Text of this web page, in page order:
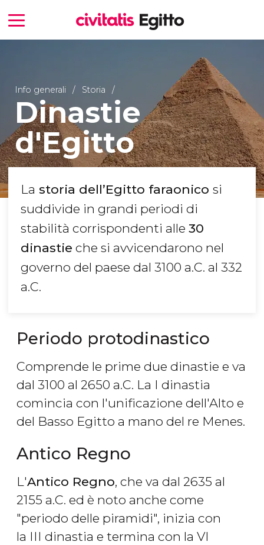
Info generali Storia
Dinastie
d'Egitto
La storia dell’Egitto faraonico si
suddivide in grandi periodi di
stabilità corrispondenti alle 30
dinastie che si avvicendarono nel
governo del paese dal 3100 a.C. al 332
a.C.
Periodo protodinastico
Comprende le prime due dinastie e va
dal 3100 al 2650 a.C. La I dinastia
comincia con l'unificazione dell'Alto e
del Basso Egitto a mano del re Menes.
Antico Regno
L'Antico Regno, che va dal 2635 al
2155 a.C. ed è noto anche come
"periodo delle piramidi", inizia con
la III dinastia e termina con la VI